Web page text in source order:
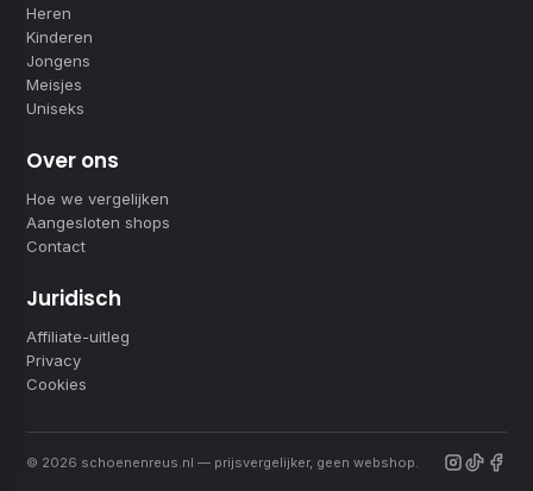
Heren
Kinderen
Jongens
Meisjes
Uniseks
Over ons
Hoe we vergelijken
Aangesloten shops
Contact
Juridisch
Affiliate-uitleg
Privacy
Cookies
© 2026 schoenenreus.nl — prijsvergelijker, geen webshop.